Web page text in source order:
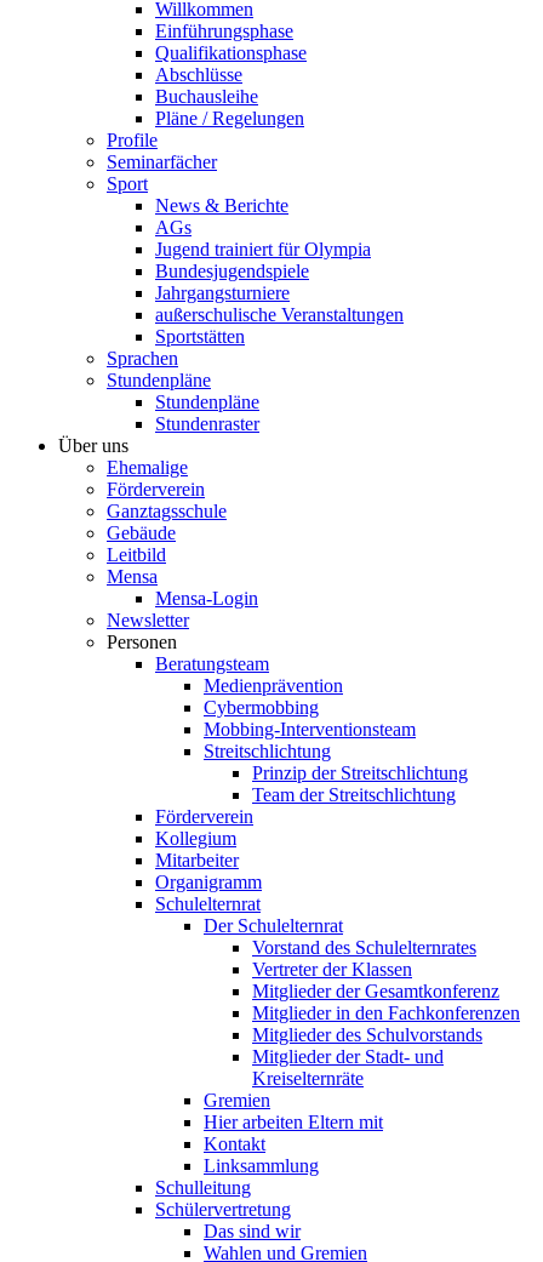
Willkommen
Einführungsphase
Qualifikationsphase
Abschlüsse
Buchausleihe
Pläne / Regelungen
Profile
Seminarfächer
Sport
News & Berichte
AGs
Jugend trainiert für Olympia
Bundesjugendspiele
Jahrgangsturniere
außerschulische Veranstaltungen
Sportstätten
Sprachen
Stundenpläne
Stundenpläne
Stundenraster
Über uns
Ehemalige
Förderverein
Ganztagsschule
Gebäude
Leitbild
Mensa
Mensa-Login
Newsletter
Personen
Beratungsteam
Medienprävention
Cybermobbing
Mobbing-Interventionsteam
Streitschlichtung
Prinzip der Streitschlichtung
Team der Streitschlichtung
Förderverein
Kollegium
Mitarbeiter
Organigramm
Schulelternrat
Der Schulelternrat
Vorstand des Schulelternrates
Vertreter der Klassen
Mitglieder der Gesamtkonferenz
Mitglieder in den Fachkonferenzen
Mitglieder des Schulvorstands
Mitglieder der Stadt- und
Kreiselternräte
Gremien
Hier arbeiten Eltern mit
Kontakt
Linksammlung
Schulleitung
Schülervertretung
Das sind wir
Wahlen und Gremien